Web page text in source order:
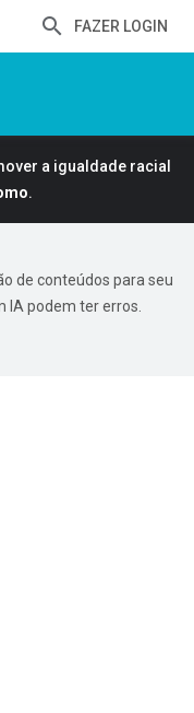
FAZER LOGIN
a igualdade racial
.
de conteúdos para seu
IA podem ter erros.